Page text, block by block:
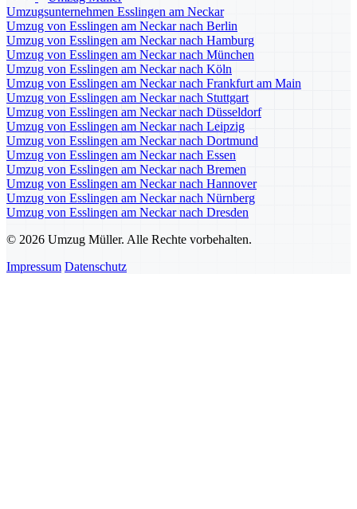
Umzugsunternehmen Esslingen am Neckar
Umzug von Esslingen am Neckar nach Berlin
Umzug von Esslingen am Neckar nach Hamburg
Umzug von Esslingen am Neckar nach München
Umzug von Esslingen am Neckar nach Köln
Umzug von Esslingen am Neckar nach Frankfurt am Main
Umzug von Esslingen am Neckar nach Stuttgart
Umzug von Esslingen am Neckar nach Düsseldorf
Umzug von Esslingen am Neckar nach Leipzig
Umzug von Esslingen am Neckar nach Dortmund
Umzug von Esslingen am Neckar nach Essen
Umzug von Esslingen am Neckar nach Bremen
Umzug von Esslingen am Neckar nach Hannover
Umzug von Esslingen am Neckar nach Nürnberg
Umzug von Esslingen am Neckar nach Dresden
© 2026 Umzug Müller. Alle Rechte vorbehalten.
Impressum Datenschutz